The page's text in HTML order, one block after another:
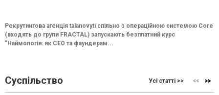
Рекрутингова агенція talanovyti спільно з операційною системою Core
(входять до групи FRACTAL) запускають безплатний курс
"Наймологія: як СEO та фаундерам...
Суспільство Усі статті >>